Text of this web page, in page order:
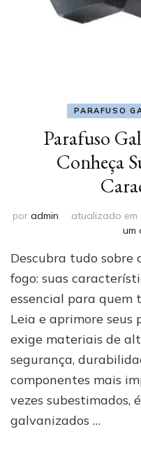
PARAFUSO
Parafuso
Conheça
por admin atualizado em
um
Descubra tudo sobre
fogo: suas
essencial para quem
Leia e aprimore seus
exige materiais de
segurança,
componentes mais
vezes subestimados,
galvanizados …